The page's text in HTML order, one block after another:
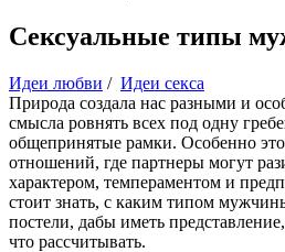
Сексуальные типы
Идеи любви / Идеи секса
Природа создала нас разными и
смысла ровнять всех под одну
общепринятые рамки. Особенно
отношений, где партнеры могут
характером, темпераментом и
стоит знать, с каким типом
постели, дабы иметь
что рассчитывать.